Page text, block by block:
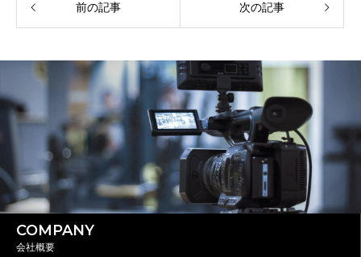
前の記事 次の記事
COMPANY
会社概要